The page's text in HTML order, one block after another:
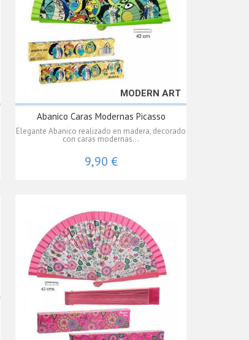
MODERN ART
Abanico Caras Modernas Picasso
Elegante Abanico realizado en madera, decorado
con caras modernas...
9,90 €